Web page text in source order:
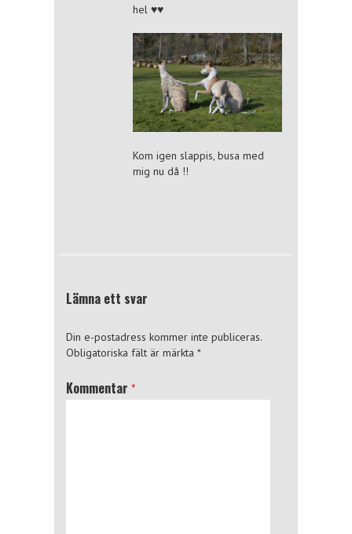
hel ♥♥
Kom igen slappis, busa med
mig nu då !!
Lämna ett svar
Din e-postadress kommer inte publiceras.
Obligatoriska fält är märkta *
Kommentar *